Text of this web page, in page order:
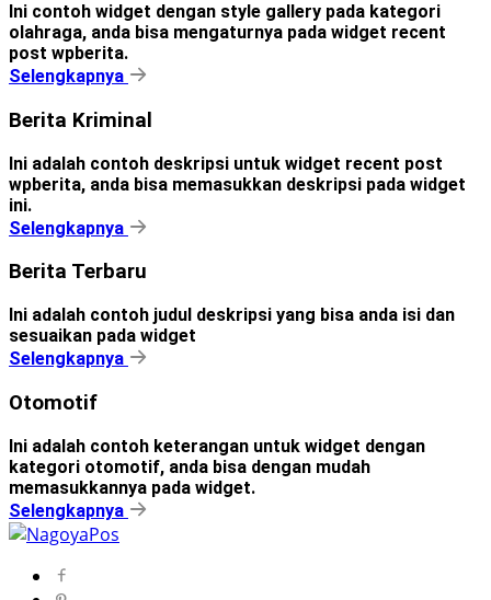
Ini contoh widget dengan style gallery pada kategori
olahraga, anda bisa mengaturnya pada widget recent
post wpberita.
Selengkapnya
Berita Kriminal
Ini adalah contoh deskripsi untuk widget recent post
wpberita, anda bisa memasukkan deskripsi pada widget
ini.
Selengkapnya
Berita Terbaru
Ini adalah contoh judul deskripsi yang bisa anda isi dan
sesuaikan pada widget
Selengkapnya
Otomotif
Ini adalah contoh keterangan untuk widget dengan
kategori otomotif, anda bisa dengan mudah
memasukkannya pada widget.
Selengkapnya